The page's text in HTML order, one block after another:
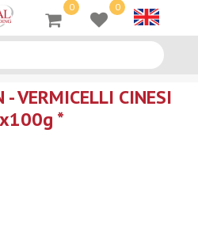
0 0
VERMICELLI CINESI
*